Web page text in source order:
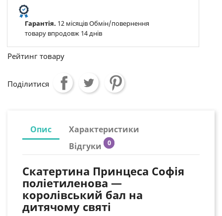
Гарантія. 12 місяців Обмін/повернення
товару впродовж 14 днів
Рейтинг товару
Поділитися
Опис
Характеристики
Відгуки
0
Скатертина Принцеса Софія
поліетиленова —
королівський бал на
дитячому святі